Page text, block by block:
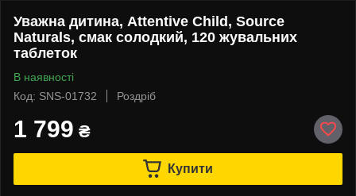
Уважна дитина, Attentive Child, Source
Naturals, смак солодкий, 120 жувальних
таблеток
В наявності
Код: SNS-01732
Роздріб
1 799 ₴
Купити